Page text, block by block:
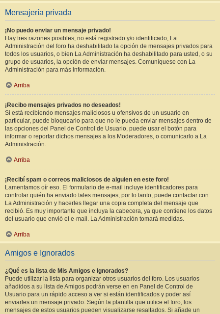
Mensajería privada
¡No puedo enviar un mensaje privado!
Hay tres razones posibles; no está registrado y/o identificado, La
Administración del foro ha deshabilitado la opción de mensajes privados para
todos los usuarios, o bien La Administración ha deshabilitado para usted, o su
grupo de usuarios, la opción de enviar mensajes. Comuníquese con La
Administración para más información.
Arriba
¡Recibo mensajes privados no deseados!
Si está recibiendo mensajes maliciosos u ofensivos de un usuario en
particular, puede bloquearlo para que no le pueda enviar mensajes dentro de
las opciones del Panel de Control de Usuario, puede usar el botón para
informar o reportar dichos mensajes a los Moderadores, o comunicarlo a La
Administración.
Arriba
¡Recibí spam o correos maliciosos de alguien en este foro!
Lamentamos oír eso. El formulario de e-mail incluye identificadores para
controlar quién ha enviado tales mensajes, por lo tanto, puede contactar con
La Administración y hacerles llegar una copia completa del mensaje que
recibió. Es muy importante que incluya la cabecera, ya que contiene los datos
del usuario que envió el e-mail. La Administración tomará medidas.
Arriba
Amigos e Ignorados
¿Qué es la lista de Mis Amigos e Ignorados?
Puede utilizar la lista para organizar otros usuarios del foro. Los usuarios
añadidos a su lista de Amigos podrán verse en en Panel de Control de
Usuario para un rápido acceso a ver si están identificados y poder así
enviarles un mensaje privado. Según la plantilla que utilice el foro, los
mensajes de estos usuarios pueden visualizarse resaltados. Si añade un